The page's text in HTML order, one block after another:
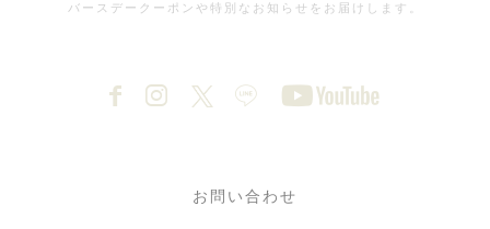
お問い合わせ
バースデークーポンや特別なお知らせをお届けします。